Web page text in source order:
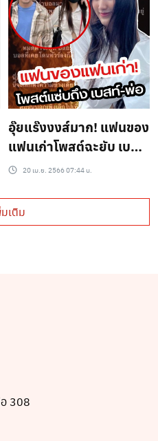
อุ๊ยแร๊งงงส์มาก! แฟนของ
แฟนเก่าโพสต์ฉะยับ เบส
ท์-พ่อ สนั่นโลกโซเชียล (ชม
20 เม.ย. 2566 07:44 น.
เติม
308